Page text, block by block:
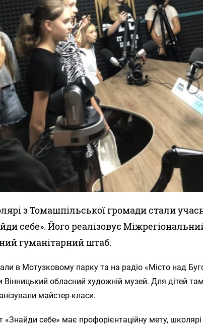
з Томашпільської громади стали
себе». Його реалізовує
гуманітарний штаб.
в Мотузковому парку та на радіо «Місто над
Вінницький обласний художній музей. Для дітей
майстер-класи.
«Знайди себе» має профорієнтаційну мету,